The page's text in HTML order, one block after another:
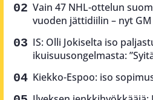
Vain 47 NHL-ottelun
vuoden jättidiilin – nyt
IS: Olli Jokiselta iso
ikuisuusongelmasta:
Kiekko-Espoo: iso